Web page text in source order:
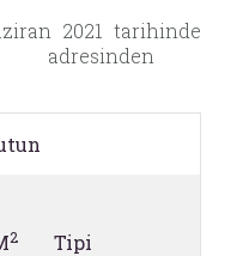
2021 tarihinde
adresinden
2 Tipi